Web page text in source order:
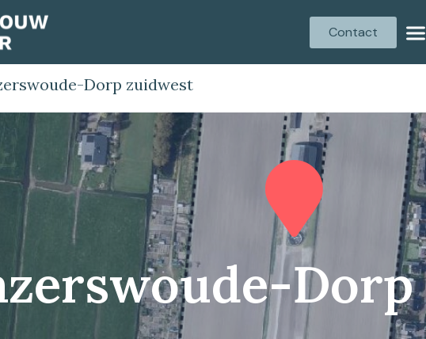
Contact
Dorp zuidwest